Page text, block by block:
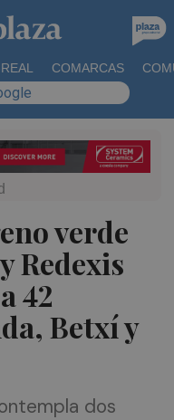
COMARCAS
verde
Redexis
42
Betxí y
dos